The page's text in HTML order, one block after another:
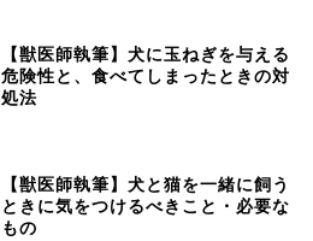
【獣医師執筆】犬に玉ねぎを与える
危険性と、食べてしまったときの対
処法
【獣医師執筆】犬と猫を一緒に飼う
ときに気をつけるべきこと・必要な
もの